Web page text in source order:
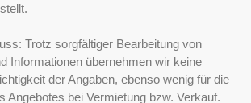
Trotz sorgfältiger Bearbeitung von
Informationen übernehmen wir keine
der Angaben, ebenso wenig für die
Angebotes bei Vermietung bzw. Verkauf.